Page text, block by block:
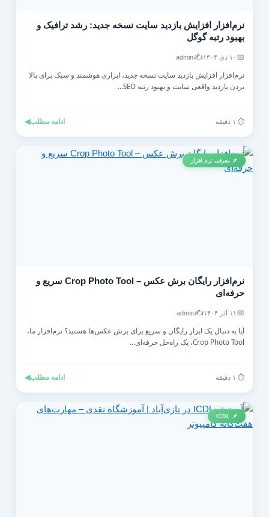
نرم‌افزار افزایش بازدید سایت نسخه جدید: رشد ترافیک و
بهبود رتبه گوگل
۱۰ دی ۱۴۰۴ ✍️
admin
نرم‌افزار افزایش بازدید سایت نسخه جدید، ابزاری هوشمند و سبک برای بالا
بردن بازدید واقعی سایت و بهبود رتبه SEO...
ادامه مطلب◀
📌 معرفی نرم افزار
نرم‌افزار رایگان برش عکس – Crop Photo Tool سریع و
حرفه‌ای
۱۱ آذر ۱۴۰۴ ✍️
admin
آیا به دنبال یک ابزار رایگان و سریع برای برش عکس‌ها هستید؟ نرم‌افزار ما،
Crop Photo Tool، یک راه‌حل حرفه‌ای...
ادامه مطلب◀
📌 ICDL